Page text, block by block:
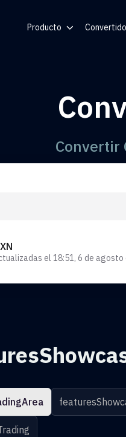
Producto
Generador de QR
Convertir
el 18:51, 6 de agosto